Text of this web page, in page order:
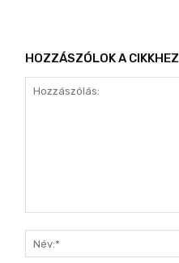
HOZZÁSZÓLOK A CIKKHEZ